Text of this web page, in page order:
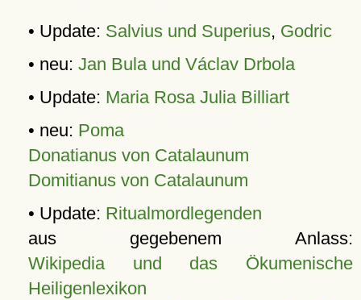
• Update: Salvius und Superius, Godric
• neu: Jan Bula und Václav Drbola
• Update: Maria Rosa Julia Billiart
• neu: Poma
Donatianus von Catalaunum
Domitianus von Catalaunum
• Update: Ritualmordlegenden
aus gegebenem Anlass:
Wikipedia und das Ökumenische
Heiligenlexikon